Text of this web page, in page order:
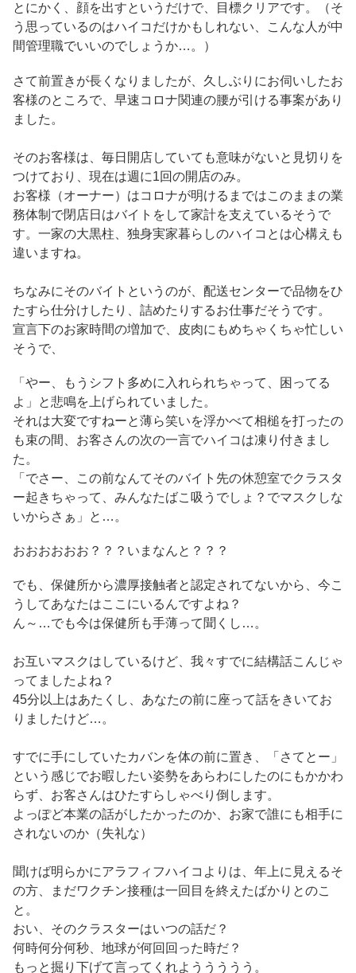
とにかく、顔を出すというだけで、目標クリアです。（そ
う思っているのはハイコだけかもしれない、こんな人が中
間管理職でいいのでしょうか…。）
さて前置きが長くなりましたが、久しぶりにお伺いしたお
客様のところで、早速コロナ関連の腰が引ける事案があり
ました。
そのお客様は、毎日開店していても意味がないと見切りを
つけており、現在は週に1回の開店のみ。
お客様（オーナー）はコロナが明けるまではこのままの業
務体制で閉店日はバイトをして家計を支えているそうで
す。一家の大黒柱、独身実家暮らしのハイコとは心構えも
違いますね。
ちなみにそのバイトというのが、配送センターで品物をひ
たすら仕分けしたり、詰めたりするお仕事だそうです。
宣言下のお家時間の増加で、皮肉にもめちゃくちゃ忙しい
そうで、
「やー、もうシフト多めに入れられちゃって、困ってる
よ」と悲鳴を上げられていました。
それは大変ですねーと薄ら笑いを浮かべて相槌を打ったの
も束の間、お客さんの次の一言でハイコは凍り付きまし
た。
「でさー、この前なんてそのバイト先の休憩室でクラスタ
ー起きちゃって、みんなたばこ吸うでしょ？でマスクしな
いからさぁ」と…。
おおおおおお？？？いまなんと？？？
でも、保健所から濃厚接触者と認定されてないから、今こ
うしてあなたはここにいるんですよね？
ん～…でも今は保健所も手薄って聞くし…。
お互いマスクはしているけど、我々すでに結構話こんじゃ
ってましたよね？
45分以上はあたくし、あなたの前に座って話をきいてお
りましたけど…。
すでに手にしていたカバンを体の前に置き、「さてとー」
という感じでお暇したい姿勢をあらわにしたのにもかかわ
らず、お客さんはひたすらしゃべり倒します。
よっぽど本業の話がしたかったのか、お家で誰にも相手に
されないのか（失礼な）
聞けば明らかにアラフィフハイコよりは、年上に見えるそ
の方、まだワクチン接種は一回目を終えたばかりとのこ
と。
おい、そのクラスターはいつの話だ？
何時何分何秒、地球が何回回った時だ？
もっと掘り下げて言ってくれよううううう。